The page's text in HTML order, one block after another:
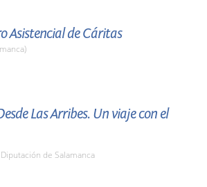
Asistencial de Cáritas
Las Arribes. Un viaje con el
de Salamanca